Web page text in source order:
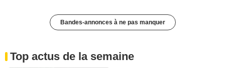
Bandes-annonces à ne pas manquer
Top actus de la semaine